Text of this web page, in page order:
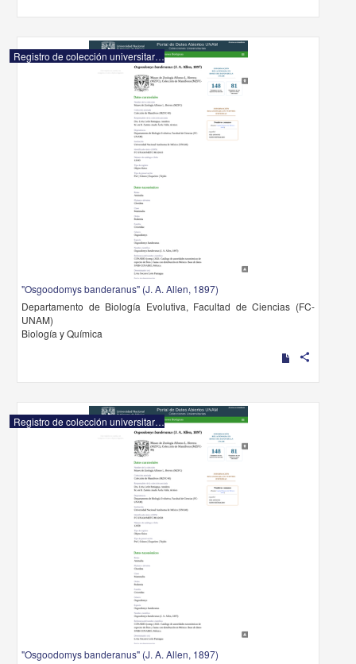
Registro de colección universitaria
"Osgoodomys banderanus" (J. A. Allen, 1897)
Departamento de Biología Evolutiva, Facultad de Ciencias (FC-
UNAM)
Biología y Química
share
Registro de colección universitaria
"Osgoodomys banderanus" (J. A. Allen, 1897)